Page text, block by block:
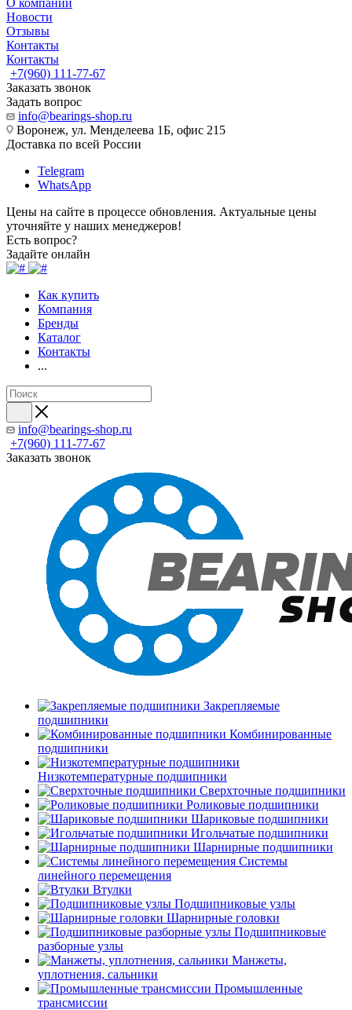
О компании
Новости
Отзывы
Контакты
Контакты
+7(960) 111-77-67
Заказать звонок
Задать вопрос
info@bearings-shop.ru
Воронеж, ул. Менделеева 1Б, офис 215
Доставка по всей России
Telegram
WhatsApp
Цены на сайте в процессе обновления. Актуальные цены
уточняйте у наших менеджеров!
Есть вопрос?
Задайте онлайн
Как купить
Компания
Бренды
Каталог
Контакты
...
info@bearings-shop.ru
+7(960) 111-77-67
Заказать звонок
Закрепляемые
подшипники
Комбинированные
подшипники
Низкотемпературные подшипники
Сверхточные подшипники
Роликовые подшипники
Шариковые подшипники
Игольчатые подшипники
Шарнирные подшипники
Системы
линейного перемещения
Втулки
Подшипниковые узлы
Шарнирные головки
Подшипниковые
разборные узлы
Манжеты,
уплотнения, сальники
Промышленные
трансмиссии